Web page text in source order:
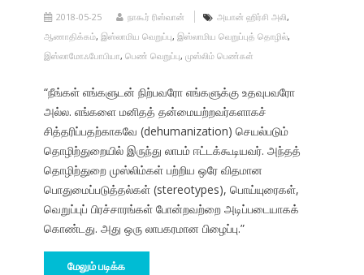
2018-05-25 நாகூர் ரிஸ்வான் அயான் ஹிர்சி அலி,
ஆணாதிக்கம், இஸ்லாமிய வெறுப்பு, இஸ்லாமிய வெறுப்புத் தொழில்,
இஸ்லாமோஃபோபியா, பெண் வெறுப்பு, முஸ்லிம் பெண்கள்
“நீங்கள் எங்களுடன் நிற்பவரோ எங்களுக்கு உதவுபவரோ
அல்ல. எங்களை மனிதத் தன்மையற்றவர்களாகச்
சித்தரிப்பதற்காகவே (dehumanization) செயல்படும்
தொழிற்துறையில் இருந்து லாபம் ஈட்டக்கூடியவர். அந்தத்
தொழிற்துறை முஸ்லிம்கள் பற்றிய ஒரே விதமான
பொதுமைப்படுத்தல்கள் (stereotypes), பொய்யுரைகள்,
வெறுப்புப் பிரச்சாரங்கள் போன்றவற்றை அடிப்படையாகக்
கொண்டது. அது ஒரு லாபகரமான பிழைப்பு.”
மேலும் படிக்க